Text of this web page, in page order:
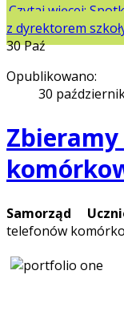
Czytaj więcej:
z dyrektorem
30Paź
Opublikowano:
30
Samorząd
telefonów